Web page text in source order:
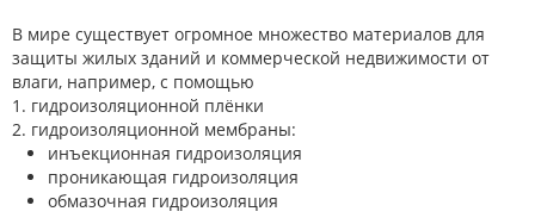
В мире существует огромное множество материалов для
защиты жилых зданий и коммерческой недвижимости от
влаги, например, с помощью
1. гидроизоляционной плёнки
2. гидроизоляционной мембраны:
инъекционная гидроизоляция
проникающая гидроизоляция
обмазочная гидроизоляция